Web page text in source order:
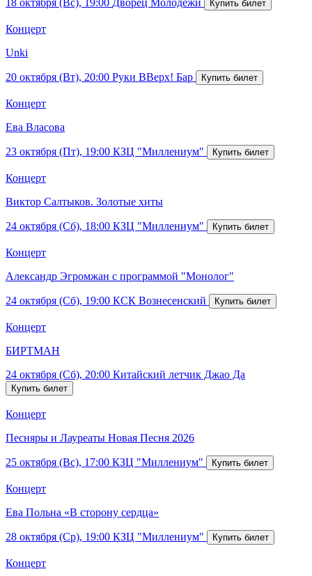
18 октября (Вс), 19:00 Дворец Молодежи
Концерт
Unki
20 октября (Вт), 20:00 Руки ВВерх! Бар
Концерт
Ева Власова
23 октября (Пт), 19:00 КЗЦ "Миллениум"
Концерт
Виктор Салтыков. Золотые хиты
24 октября (Сб), 18:00 КЗЦ "Миллениум"
Концерт
Александр Эгромжан с программой "Монолог"
24 октября (Сб), 19:00 КСК Вознесенский
Концерт
БИРТМАН
24 октября (Сб), 20:00 Китайский летчик Джао Да
Концерт
Песняры и Лауреаты Новая Песня 2026
25 октября (Вс), 17:00 КЗЦ "Миллениум"
Концерт
Ева Польна «В сторону сердца»
28 октября (Ср), 19:00 КЗЦ "Миллениум"
Концерт